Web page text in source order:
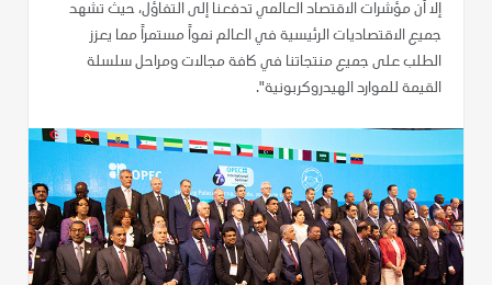
إلا أن مؤشرات الاقتصاد العالمي تدفعنا إلى التفاؤل، حيث تشهد
جميع الاقتصاديات الرئيسية في العالم نمواً مستمراً مما يعزز
الطلب على جميع منتجاتنا في كافة مجالات ومراحل سلسلة
القيمة للموارد الهيدروكربونية".